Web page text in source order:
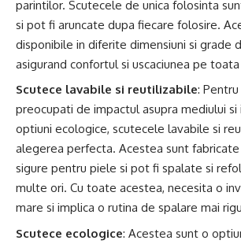
parintilor. Scutecele de unica folosinta
si pot fi aruncate dupa fiecare folosire.
disponibile in diferite dimensiuni si grade
asigurand confortul si uscaciunea pe
Scutece lavabile si reutilizabile:
preocupati de impactul asupra mediului si
optiuni ecologice, scutecele lavabile si
alegerea perfecta. Acestea sunt
sigure pentru piele si pot fi spalate si
multe ori. Cu toate acestea, necesita o
mare si implica o rutina de spalare mai
Scutece ecologice: Acestea sunt o